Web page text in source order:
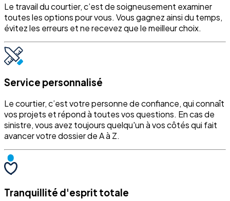
Le travail du courtier, c’est de soigneusement examiner
toutes les options pour vous. Vous gagnez ainsi du temps,
évitez les erreurs et ne recevez que le meilleur choix.
Service personnalisé
Le courtier, c’est votre personne de confiance, qui connaît
vos projets et répond à toutes vos questions. En cas de
sinistre, vous avez toujours quelqu'un à vos côtés qui fait
avancer votre dossier de A à Z.
Tranquillité d'esprit totale